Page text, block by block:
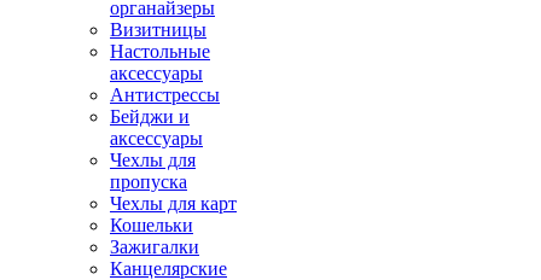
органайзеры
Визитницы
Настольные
аксессуары
Антистрессы
Бейджи и
аксессуары
Чехлы для
пропуска
Чехлы для карт
Кошельки
Зажигалки
Канцелярские